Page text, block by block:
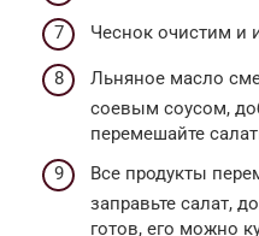
Чеснок очистим и
Льняное масло
соевым соусом,
перемешайте
Все продукты
заправьте салат,
готов, его можно